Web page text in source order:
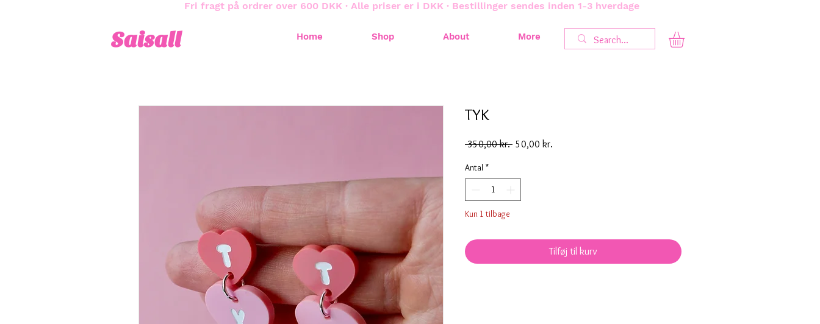
Fri fragt på ordrer over 600 DKK · Alle priser er i DKK · Bestillinger sendes inden 1-3 hverdage
Saisall Home Shop About More
TYK
350,00 kr. Regulær
50,00 kr.
Antal *
Kun 1 tilbage
Tilføj til kurv